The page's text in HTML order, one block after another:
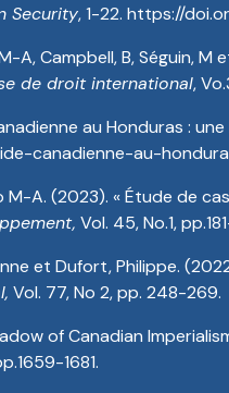
Security, 1-22. https://
A, Campbell, B, Séguin,
de droit international,
au Honduras :
canadienne-au-
A. (2023). « Étude de
Vol. 45, No.1,
et Dufort, Philippe.
Vol. 77, No 2, pp. 248-269.
of Canadian
1681.